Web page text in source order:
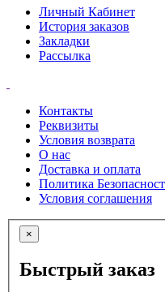
Личный Кабинет
История заказов
Закладки
Рассылка
Контакты
Реквизиты
Условия возврата
О нас
Доставка и оплата
Политика
Условия соглашения
×
Быстрый заказ